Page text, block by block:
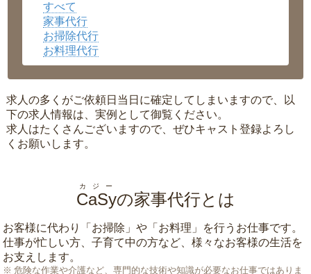
広島県
沖縄県 ▼
すべて
家事代行
お掃除代行
お料理代行
求人の多くがご依頼日当日に確定してしまいますので、以
下の求人情報は、実例として御覧ください。
求人はたくさんございますので、ぜひキャスト登録よろし
くお願いします。
CaSy
カジー
の家事代行とは
お客様に代わり「 お掃除 」や「 お料理 」を行うお仕事です。
仕事が忙しい方、子育て中の方など、様々なお客様の生活を
お支えします。
危険な作業や介護など、専門的な技術や知識が必要なお仕事ではありま